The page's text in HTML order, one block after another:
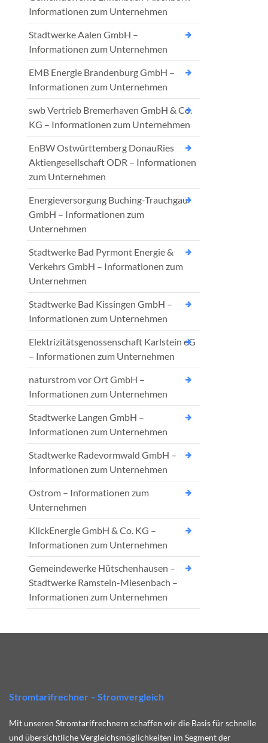
Informationen zum Unternehmen
Stadtwerke Aalen GmbH –
Informationen zum Unternehmen
EMB Energie Brandenburg GmbH –
Informationen zum Unternehmen
swb Vertrieb Bremerhaven GmbH & Co.
KG – Informationen zum Unternehmen
EnBW Ostwürttemberg DonauRies
Aktiengesellschaft ODR – Informationen
zum Unternehmen
Energieversorgung Buching-Trauchgau
GmbH – Informationen zum
Unternehmen
Stadtwerke Bad Pyrmont Energie &
Verkehrs GmbH – Informationen zum
Unternehmen
Stadtwerke Bad Kissingen GmbH –
Informationen zum Unternehmen
Elektrizitätsgenossenschaft Karlstein eG
– Informationen zum Unternehmen
naturstrom vor Ort GmbH –
Informationen zum Unternehmen
Stadtwerke Langen GmbH –
Informationen zum Unternehmen
Stadtwerke Radevormwald GmbH –
Informationen zum Unternehmen
Ostrom – Informationen zum
Unternehmen
KlickEnergie GmbH & Co. KG –
Informationen zum Unternehmen
Gemeindewerke Hütschenhausen –
Stadtwerke Ramstein-Miesenbach –
Informationen zum Unternehmen
Stromtarifrechner – Stromvergleich
Mit unseren Stromtarifrechnern schaffen wir die Basis für schnelle
und übersichtliche Vergleichsmöglichkeiten im Segment der